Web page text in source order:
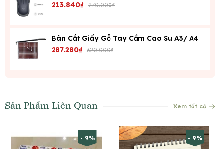
213.840₫ 270.000₫
Bàn Cắt Giấy Gỗ Tay Cầm Cao Su A3/ A4
287.280₫ 320.000₫
Sản Phẩm Liên Quan Xem tất cả
- 9% - 9%